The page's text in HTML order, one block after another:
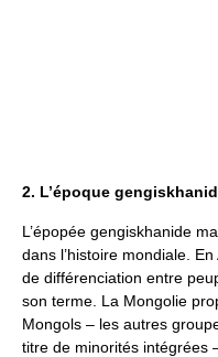
2. L’époque
L’épopée gengiskhanide
dans l’histoire mondiale.
de différenciation entre
son terme. La Mongolie
Mongols – les autres
titre de minorités intégrées